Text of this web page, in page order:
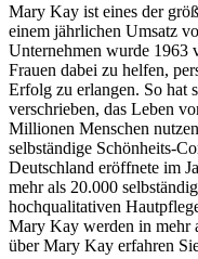
Mary Kay ist eines der
einem jährlichen Umsatz
Unternehmen wurde 1963
Frauen dabei zu helfen,
Erfolg zu erlangen. So hat
verschrieben, das Leben
Millionen Menschen
selbständige Schönheits-
Deutschland eröffnete im
mehr als 20.000
hochqualitativen
Mary Kay werden in mehr
über Mary Kay erfahren